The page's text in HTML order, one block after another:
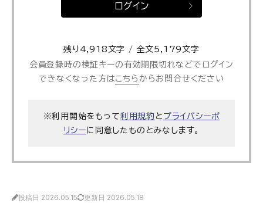
ログイン
残り4,918文字 / 全文5,179文字
会員登録時の検証キーの有効期限切れなどでログイン
できなくなった方はこちら からお問合せください
※利用開始をもって利用規約 と プライバシーポ
リシーに同意したものとみなします。
投稿日 2026.05.15 更新日 2026.05.18